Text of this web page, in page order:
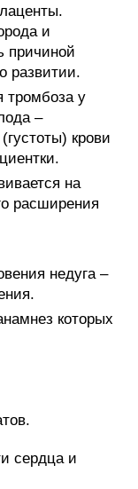
и
причиной
развитии.
тромбоза у
–
крови
на
расширения
недуга –
которых
сердца и